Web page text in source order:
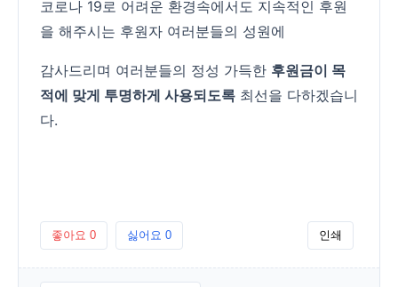
코로나 19로 어려운 환경속에서도 지속적인 후원
을 해주시는 후원자 여러분들의 성원에
감사드리며 여러분들의 정성 가득한 후원금이 목
적에 맞게 투명하게 사용되도록 최선을 다하겠습니
다.
좋아요 0 싫어요 0 인쇄